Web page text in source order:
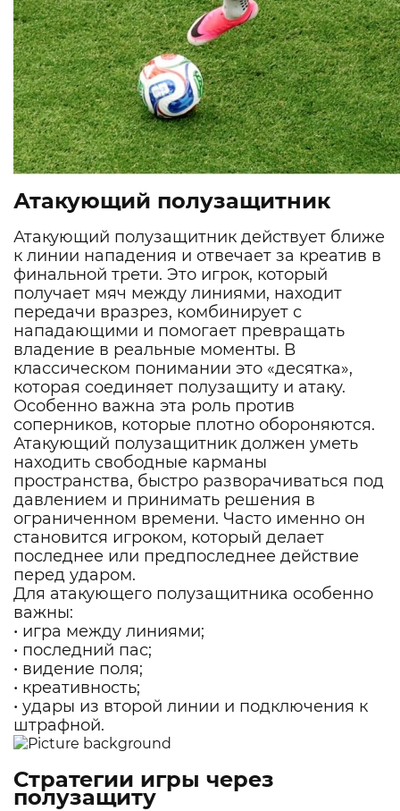
Атакующий полузащитник
Атакующий полузащитник действует ближе
к линии нападения и отвечает за креатив в
финальной трети. Это игрок, который
получает мяч между линиями, находит
передачи вразрез, комбинирует с
нападающими и помогает превращать
владение в реальные моменты. В
классическом понимании это «десятка»,
которая соединяет полузащиту и атаку.
Особенно важна эта роль против
соперников, которые плотно обороняются.
Атакующий полузащитник должен уметь
находить свободные карманы
пространства, быстро разворачиваться под
давлением и принимать решения в
ограниченном времени. Часто именно он
становится игроком, который делает
последнее или предпоследнее действие
перед ударом.
Для атакующего полузащитника особенно
важны:
• игра между линиями;
• последний пас;
• видение поля;
• креативность;
• удары из второй линии и подключения к
штрафной.
Стратегии игры через
полузащиту